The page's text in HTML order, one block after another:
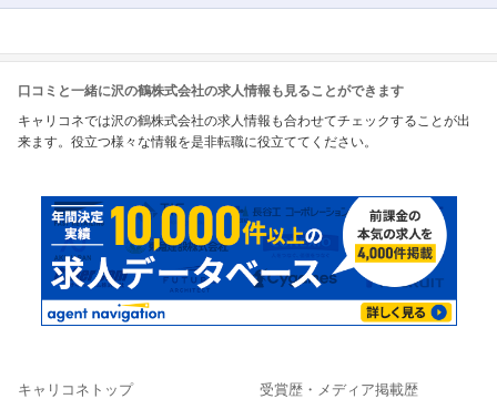
口コミと一緒に沢の鶴株式会社の求人情報も見ることができます
キャリコネでは沢の鶴株式会社の求人情報も合わせてチェックすることが出
来ます。役立つ様々な情報を是非転職に役立ててください。
キャリコネトップ 受賞歴・メディア掲載歴